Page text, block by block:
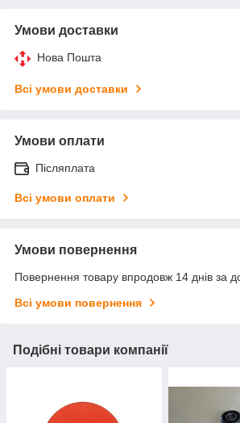
Умови доставки
Нова Пошта
Всі умови доставки
Умови оплати
Післяплата
Всі умови оплати
Умови повернення
Повернення товару впродовж 14 днів за
Всі умови повернення
Подібні товари компанії